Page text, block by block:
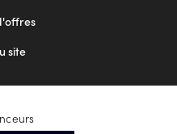
site